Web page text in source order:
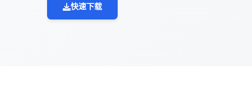
快速下载